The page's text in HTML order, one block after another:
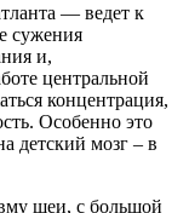
— ведет к
сужения
и,
центральной
концентрация,
Особенно это
детский мозг – в
шеи, с большой